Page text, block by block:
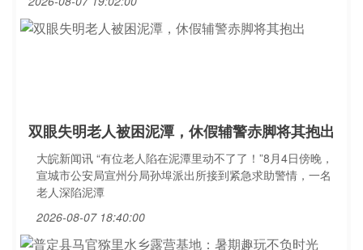
双眼失明老人被困泥潭，休假辅警赤脚将其抱出
大皖新闻讯 “有位老人陷在泥潭里动不了了！”8月4日傍晚，
宣城市公安局宣州分局孙埠派出所接到紧急求助警情，一名
老人深陷泥潭
2026-08-07 18:40:00